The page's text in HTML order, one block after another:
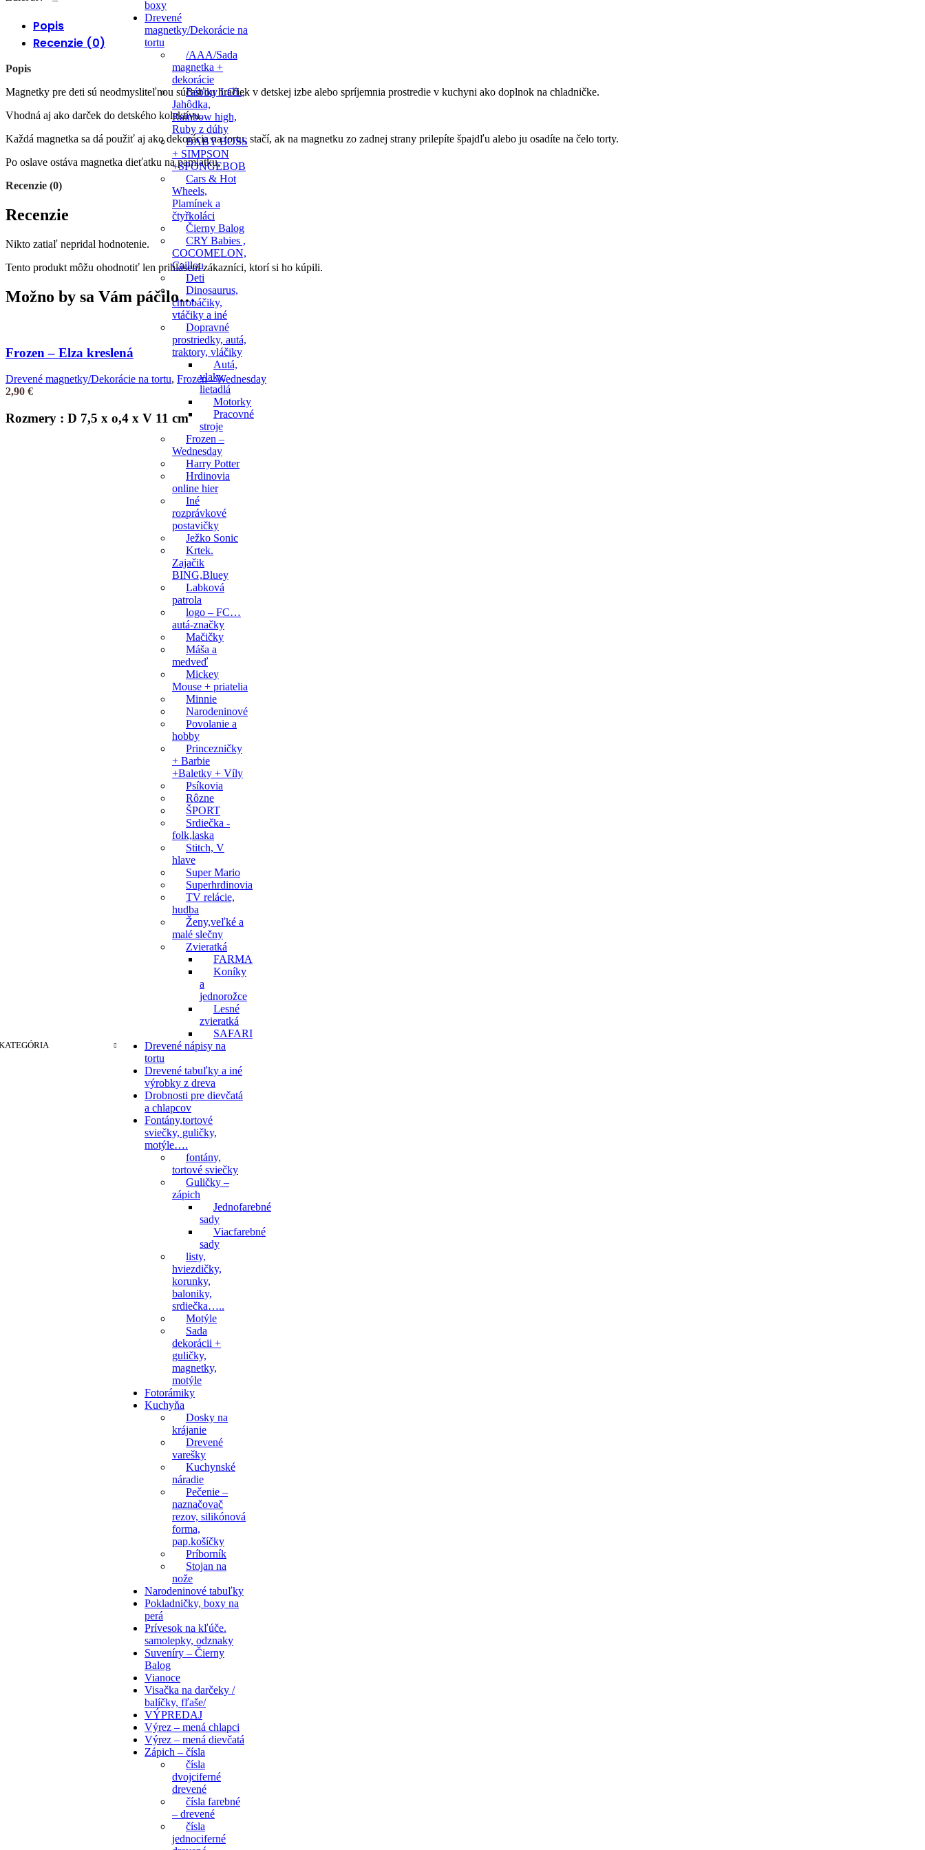
boxy
Drevené
magnetky/Dekorácie na
tortu
/AAA/Sada
magnetka +
dekorácie
Bábiky LOL,
Jahôdka,
Rainbow high,
Ruby z dúhy
BABY BOSS
+ SIMPSON
+SPONGEBOB
Cars & Hot
Wheels,
Plamínek a
čtyřkoláci
Čierny Balog
CRY Babies ,
COCOMELON,
Caillou
Deti
Dinosaurus,
chrobáčiky,
vtáčiky a iné
Dopravné
prostriedky, autá,
traktory, vláčiky
Autá,
vlaky,
lietadlá
Motorky
Pracovné
stroje
Frozen –
Wednesday
Harry Potter
Hrdinovia
online hier
Iné
rozprávkové
postavičky
Ježko Sonic
Krtek.
Zajačik
BING,Bluey
Labková
patrola
logo – FC…
autá-značky
Mačičky
Máša a
medveď
Mickey
Mouse + priatelia
Minnie
Narodeninové
Povolanie a
hobby
Princezničky
+ Barbie
+Baletky + Víly
Psíkovia
Rôzne
ŠPORT
Srdiečka -
folk,laska
Stitch, V
hlave
Super Mario
Superhrdinovia
TV relácie,
hudba
Ženy,veľké a
malé slečny
Zvieratká
FARMA
Koníky
a
jednorožce
Lesné
zvieratká
SAFARI
Drevené nápisy na
tortu
Drevené tabuľky a iné
výrobky z dreva
Drobnosti pre dievčatá
a chlapcov
Fontány,tortové
sviečky, guličky,
motýle….
fontány,
tortové sviečky
Guličky –
zápich
Jednofarebné
sady
Viacfarebné
sady
listy,
hviezdičky,
korunky,
baloniky,
srdiečka…..
Motýle
Sada
dekorácii +
guličky,
magnetky,
motýle
Fotorámiky
Kuchyňa
Dosky na
krájanie
Drevené
varešky
Kuchynské
náradie
Pečenie –
naznačovač
rezov, silikónová
forma,
pap.košíčky
Príborník
Stojan na
nože
Narodeninové tabuľky
Pokladničky, boxy na
perá
Prívesok na kľúče.
samolepky, odznaky
Suveníry – Čierny
Balog
Vianoce
Visačka na darčeky /
balíčky, fľaše/
VÝPREDAJ
Výrez – mená chlapci
Výrez – mená dievčatá
Zápich – čísla
čísla
dvojciferné
drevené
čísla farebné
– drevené
čísla
jednociferné
Popis
Recenzie (0)
Popis
Magnetky pre deti sú neodmysliteľnou súčasťou hračiek v detskej izbe alebo spríjemnia prostredie v kuchyni ako doplnok na chladničke.
Vhodná aj ako darček do detského kolektívu.
Každá magnetka sa dá použiť aj ako dekorácia na tortu, stačí, ak na magnetku zo zadnej strany prilepíte špajdľu alebo ju osadíte na čelo torty.
Po oslave ostáva magnetka dieťatku na pamiatku.
Recenzie (0)
Recenzie
Nikto zatiaľ nepridal hodnotenie.
Tento produkt môžu ohodnotiť len prihlásení zákazníci, ktorí si ho kúpili.
Možno by sa Vám páčilo…
Frozen – Elza kreslená
Drevené magnetky/Dekorácie na tortu, Frozen - Wednesday
2,90 €
Rozmery : D 7,5 x o,4 x V 11 cm